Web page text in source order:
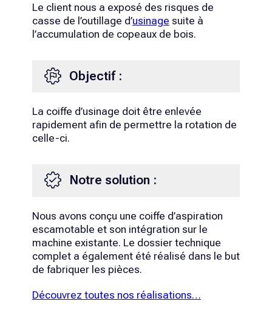
Le client nous a exposé des risques de
casse de l’outillage d’usinage suite à
l’accumulation de copeaux de bois.
Objectif :
La coiffe d’usinage doit être enlevée
rapidement afin de permettre la rotation de
celle-ci.
Notre solution :
Nous avons conçu une coiffe d’aspiration
escamotable et son intégration sur le
machine existante. Le dossier technique
complet a également été réalisé dans le but
de fabriquer les pièces.
Découvrez toutes nos réalisations…